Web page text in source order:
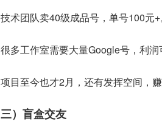
技术团队卖40级成品号，单号100元+
很多工作室需要大量Google号，利润
项目至今也才2月，还有发挥空间，
三）盲盒交友